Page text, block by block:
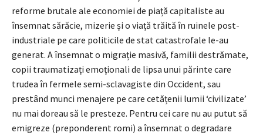
reforme brutale ale economiei de piață capitaliste au
însemnat sărăcie, mizerie și o viață trăită în ruinele post-
industriale pe care politicile de stat catastrofale le-au
generat. A însemnat o migrație masivă, familii destrămate,
copii traumatizați emoționali de lipsa unui părinte care
trudea în fermele semi-sclavagiste din Occident, sau
prestând munci menajere pe care cetățenii lumii ‘civilizate’
nu mai doreau să le presteze. Pentru cei care nu au putut să
emigreze (preponderent romi) a însemnat o degradare